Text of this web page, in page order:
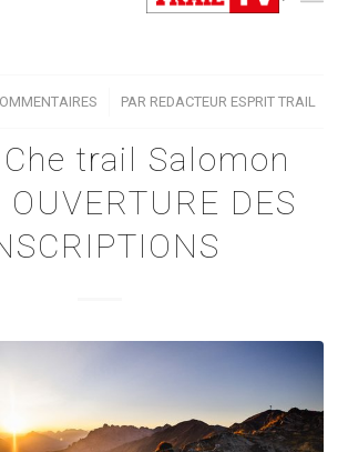
/ PAR REDACTEUR ESPRIT TRAIL
trail Salomon
DES